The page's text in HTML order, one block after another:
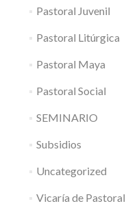
Pastoral Juvenil
Pastoral Litúrgica
Pastoral Maya
Pastoral Social
SEMINARIO
Subsidios
Uncategorized
Vicaría de Pastoral